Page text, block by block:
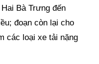
Bà Trưng đến
đoạn còn lại cho
các loại xe tải nặng